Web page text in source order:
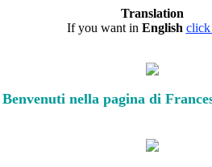
Translation
If you want in English click
Benvenuti nella pagina di